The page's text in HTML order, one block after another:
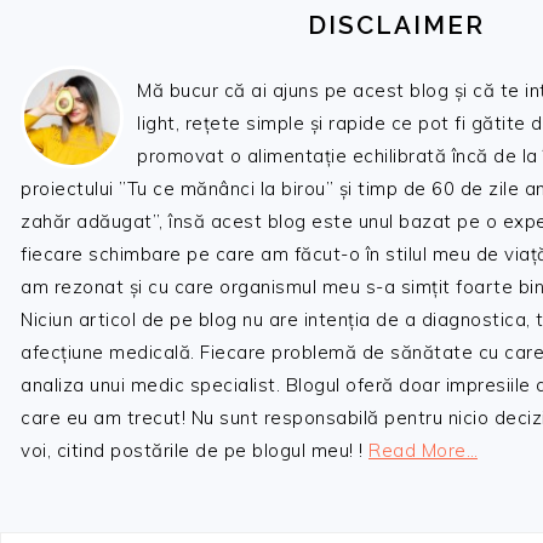
DISCLAIMER
Mă bucur că ai ajuns pe acest blog și că te
light, rețete simple și rapide ce pot fi gătite
promovat o alimentație echilibrată încă de
proiectului ”Tu ce mănânci la birou” și timp de 60 de zile
zahăr adăugat”, însă acest blog este unul bazat pe o
fiecare schimbare pe care am făcut-o în stilul meu de
am rezonat și cu care organismul meu s-a simțit foarte
Niciun articol de pe blog nu are intenția de a diagnostica,
afecțiune medicală. Fiecare problemă de sănătate cu
analiza unui medic specialist. Blogul oferă doar impresiile
care eu am trecut! Nu sunt responsabilă pentru nicio
voi, citind postările de pe blogul meu! ! Read More…